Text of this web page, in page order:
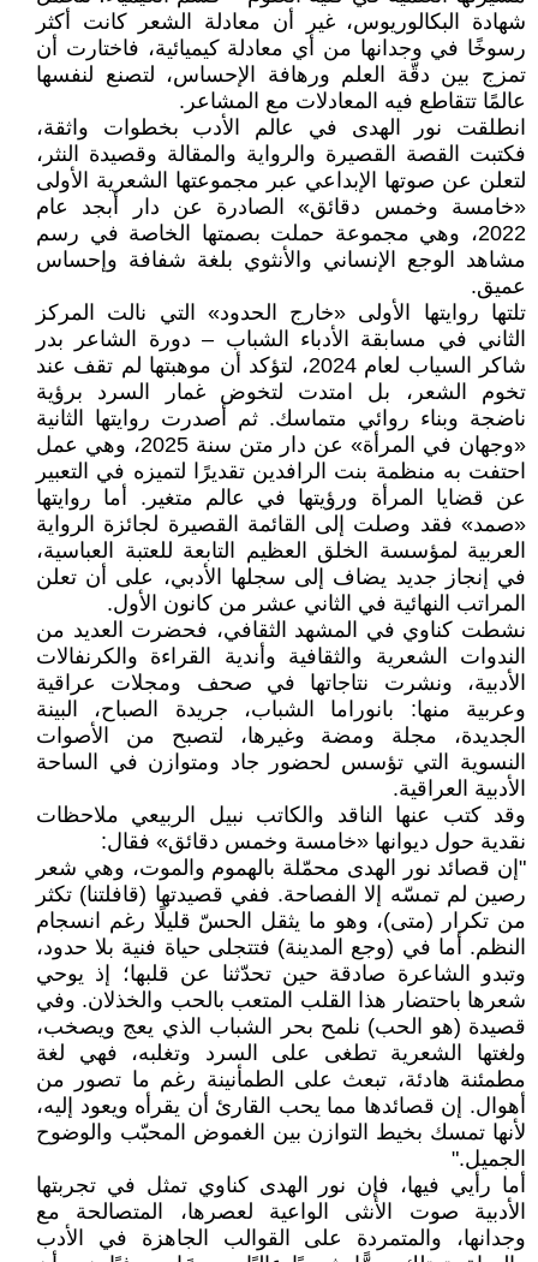
شهادة البكالوريوس، غير أن معادلة الشعر كانت أكثر
رسوخًا في وجدانها من أي معادلة كيميائية، فاختارت أن
تمزج بين دقّة العلم ورهافة الإحساس، لتصنع لنفسها
عالمًا تتقاطع فيه المعادلات مع المشاعر.
انطلقت نور الهدى في عالم الأدب بخطوات واثقة،
فكتبت القصة القصيرة والرواية والمقالة وقصيدة النثر،
لتعلن عن صوتها الإبداعي عبر مجموعتها الشعرية الأولى
«خامسة وخمس دقائق» الصادرة عن دار أبجد عام
2022، وهي مجموعة حملت بصمتها الخاصة في رسم
مشاهد الوجع الإنساني والأنثوي بلغة شفافة وإحساس
عميق.
تلتها روايتها الأولى «خارج الحدود» التي نالت المركز
الثاني في مسابقة الأدباء الشباب – دورة الشاعر بدر
شاكر السياب لعام 2024، لتؤكد أن موهبتها لم تقف عند
تخوم الشعر، بل امتدت لتخوض غمار السرد برؤية
ناضجة وبناء روائي متماسك. ثم أصدرت روايتها الثانية
«وجهان في المرأة» عن دار متن سنة 2025، وهي عمل
احتفت به منظمة بنت الرافدين تقديرًا لتميزه في التعبير
عن قضايا المرأة ورؤيتها في عالم متغير. أما روايتها
«صمد» فقد وصلت إلى القائمة القصيرة لجائزة الرواية
العربية لمؤسسة الخلق العظيم التابعة للعتبة العباسية،
في إنجاز جديد يضاف إلى سجلها الأدبي، على أن تعلن
المراتب النهائية في الثاني عشر من كانون الأول.
نشطت كناوي في المشهد الثقافي، فحضرت العديد من
الندوات الشعرية والثقافية وأندية القراءة والكرنفالات
الأدبية، ونشرت نتاجاتها في صحف ومجلات عراقية
وعربية منها: بانوراما الشباب، جريدة الصباح، البينة
الجديدة، مجلة ومضة وغيرها، لتصبح من الأصوات
النسوية التي تؤسس لحضور جاد ومتوازن في الساحة
الأدبية العراقية.
وقد كتب عنها الناقد والكاتب نبيل الربيعي ملاحظات
نقدية حول ديوانها «خامسة وخمس دقائق» فقال:
"إن قصائد نور الهدى محمّلة بالهموم والموت، وهي شعر
رصين لم تمسّه إلا الفصاحة. ففي قصيدتها (قافلتنا) تكثر
من تكرار (متى)، وهو ما يثقل الحسّ قليلًا رغم انسجام
النظم. أما في (وجع المدينة) فتتجلى حياة فنية بلا حدود،
وتبدو الشاعرة صادقة حين تحدّثنا عن قلبها؛ إذ يوحي
شعرها باحتضار هذا القلب المتعب بالحب والخذلان. وفي
قصيدة (هو الحب) نلمح بحر الشباب الذي يعج ويصخب،
ولغتها الشعرية تطغى على السرد وتغلبه، فهي لغة
مطمئنة هادئة، تبعث على الطمأنينة رغم ما تصور من
أهوال. إن قصائدها مما يحب القارئ أن يقرأه ويعود إليه،
لأنها تمسك بخيط التوازن بين الغموض المحبّب والوضوح
الجميل."
أما رأيي فيها، فإن نور الهدى كناوي تمثل في تجربتها
الأدبية صوت الأنثى الواعية لعصرها، المتصالحة مع
وجدانها، والمتمردة على القوالب الجاهزة في الأدب